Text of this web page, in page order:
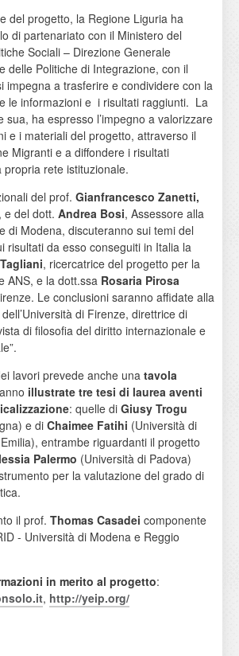
del progetto, la Regione Liguria ha
di partenariato con il Ministero del
Sociali – Direzione Generale
delle Politiche di Integrazione, con il
impegna a trasferire e condividere con la
le informazioni e i risultati raggiunti. La
sua, ha espresso l’impegno a valorizzare
e i materiali del progetto, attraverso il
Migranti e a diffondere i risultati
rete istituzionale.
del prof. Gianfrancesco Zanetti,
e del dott. Andrea Bosi, Assessore alla
di Modena, discuteranno sui temi del
risultati da esso conseguiti in Italia la
, ricercatrice del progetto per la
ANS, e la dott.ssaRosaria Pirosa
Le conclusioni saranno affidate alla
dell’Università di Firenze, direttrice di
di filosofia del diritto internazionale e
lavori prevede anche una tavola
illustrate tre tesi di laurea aventi
: quelle di Giusy Trogu
e di Chaimee Fatihi (Università di
entrambe riguardanti il progetto
Palermo (Università di Padova)
per la valutazione del grado di
il prof. Thomas Casadei componente
- Università di Modena e Reggio
in merito al progetto:
, http://yeip.org/